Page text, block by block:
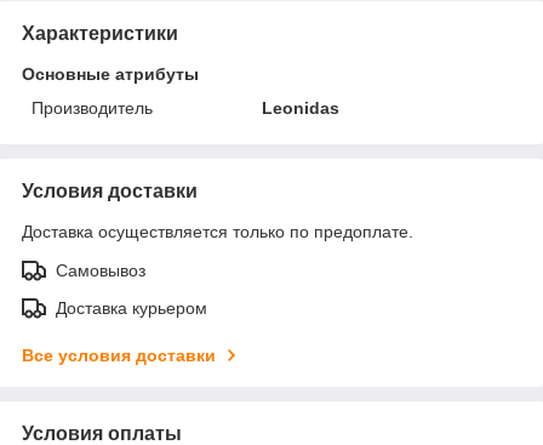
Характеристики
Основные атрибуты
Производитель
Leonidas
Условия доставки
Доставка осуществляется только по предоплате.
Самовывоз
Доставка курьером
Все условия доставки
Условия оплаты